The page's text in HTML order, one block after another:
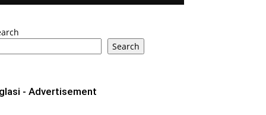
Search
- Advertisement